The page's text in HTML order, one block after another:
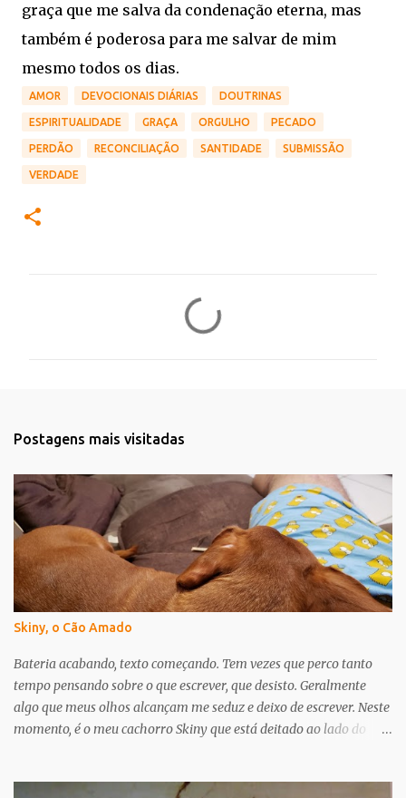
graça que me salva da condenação eterna, mas
também é poderosa para me salvar de mim
mesmo todos os dias.
AMOR DEVOCIONAIS DIÁRIAS DOUTRINAS
ESPIRITUALIDADE GRAÇA ORGULHO PECADO
PERDÃO RECONCILIAÇÃO SANTIDADE SUBMISSÃO
VERDADE
r
i
o
s
Postagens mais visitadas
Skiny, o Cão Amado
Bateria acabando, texto começando. Tem vezes que perco tanto
tempo pensando sobre o que escrever, que desisto. Geralmente
algo que meus olhos alcançam me seduz e deixo de escrever. Neste
momento, é o meu cachorro Skiny que está deitado ao lado do
um probleminha no coração. Mais especificamente um sopro de